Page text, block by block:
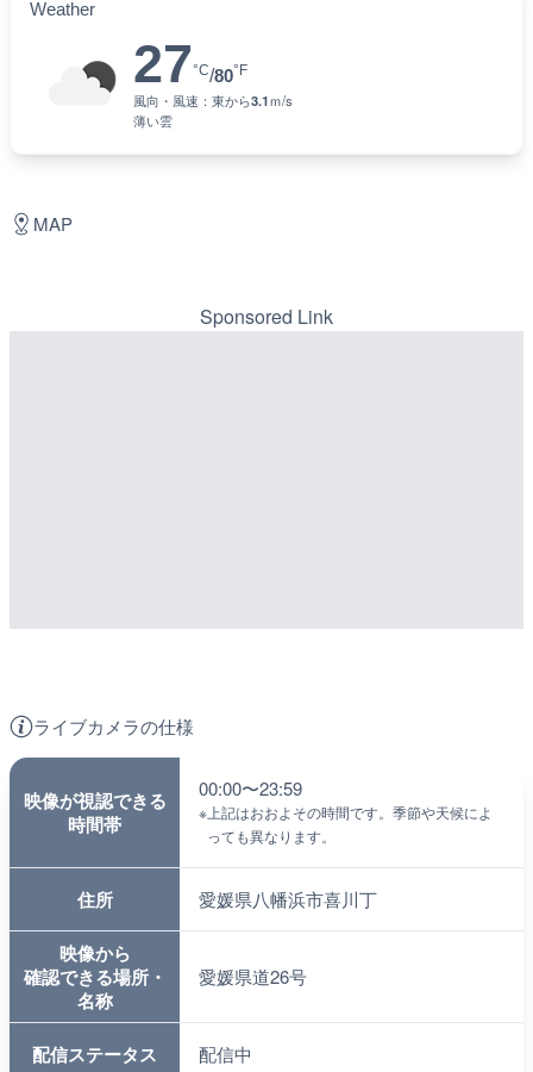
Weather
27°C/80°F
風向・風速： 東から3.1ｍ/s
薄い雲
ライブカメラの仕様
映像が視認できる
時間帯
00:00〜23:59
※ 上記はおおよその時間です。季節や天候によ
っても異なります。
住所 愛媛県八幡浜市喜川丁
映像から
確認できる場所・
名称
愛媛県道26号
配信ステータス 配信中
MAP
Sponsored Link